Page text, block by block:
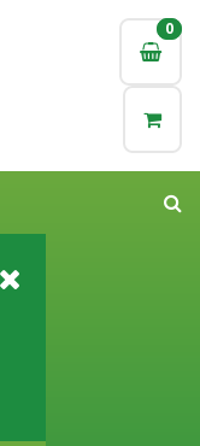
0
0